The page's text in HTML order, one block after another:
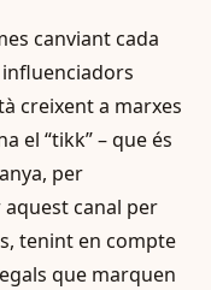
canviant cada
influenciadors
creixent a marxes
el “tikk” – que és
per
canal per
tenint en compte
que marquen